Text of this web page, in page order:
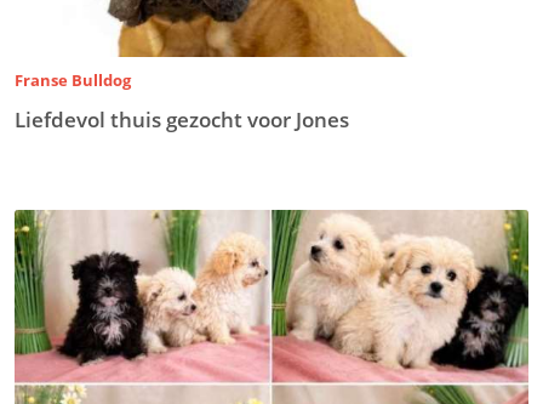
Franse Bulldog
Liefdevol thuis gezocht voor Jones